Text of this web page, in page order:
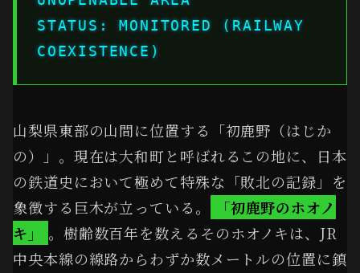
STATUS: MONITORED (RAILWAY
COEXISTENCE)
山梨県東部の山間に位置する「初鹿野（はじか
の）」。現在は大和町と呼ばれるこの地に、日本
の鉄道史において極めて特殊な「敗北の記録」を
象徴する巨木が立っている。
「初鹿野のホオノ
キ」
。樹齢数百年を数えるそのホオノキは、JR
中央本線の線路からわずか数メートルの位置に鎮